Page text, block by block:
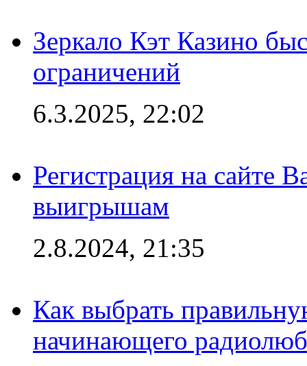
Зеркало Кэт Казино
ограничений
6.3.2025, 22:02
Регистрация на сайте
выигрышам
2.8.2024, 21:35
Как выбрать
начинающего